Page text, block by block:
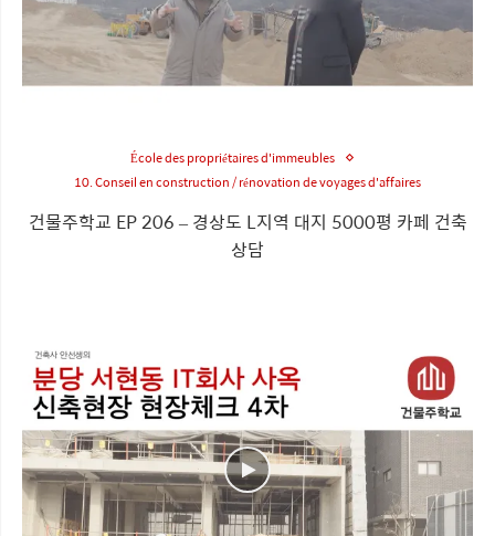
École des propriétaires d'immeubles
10. Conseil en construction / rénovation de voyages d'affaires
건물주학교 EP 206 – 경상도 L지역 대지 5000평 카페 건축
상담